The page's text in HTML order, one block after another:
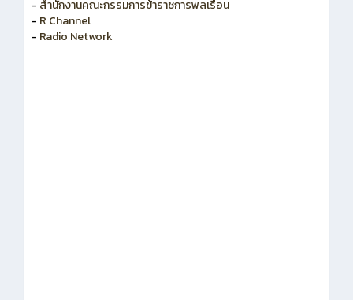
- สำนักงานคณะกรรมการพัฒนาระบบราชการ
- สำนักงานคณะกรรมการข้าราชการพลเรือน
- R Channel